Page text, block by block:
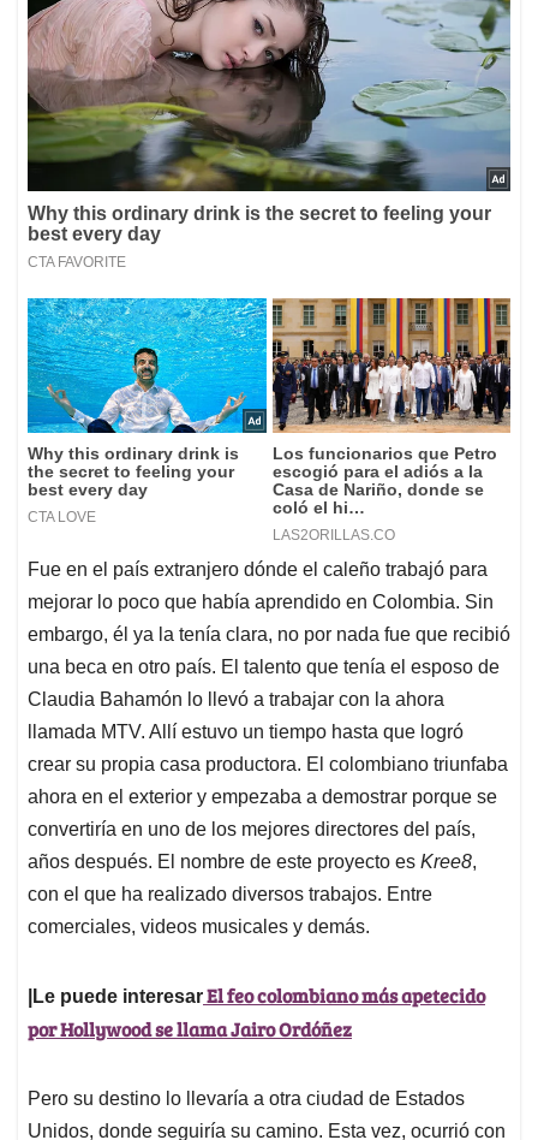
Fue en el país extranjero dónde el caleño trabajó para
mejorar lo poco que había aprendido en Colombia. Sin
embargo, él ya la tenía clara, no por nada fue que recibió
una beca en otro país. El talento que tenía el esposo de
Claudia Bahamón lo llevó a trabajar con la ahora
llamada MTV. Allí estuvo un tiempo hasta que logró
crear su propia casa productora. El colombiano triunfaba
ahora en el exterior y empezaba a demostrar porque se
convertiría en uno de los mejores directores del país,
años después. El nombre de este proyecto es Kree8,
con el que ha realizado diversos trabajos. Entre
comerciales, videos musicales y demás.
|Le puede interesarEl feo colombiano más apetecido
por Hollywood se llama Jairo Ordóñez
Pero su destino lo llevaría a otra ciudad de Estados
Unidos, donde seguiría su camino. Esta vez, ocurrió con